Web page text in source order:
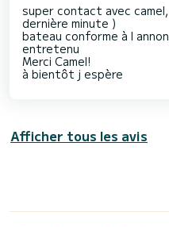
super contact avec
dernière minute )
bateau conforme à l
entretenu
Merci Camel!
à bientôt j espère
Afficher tous les avis